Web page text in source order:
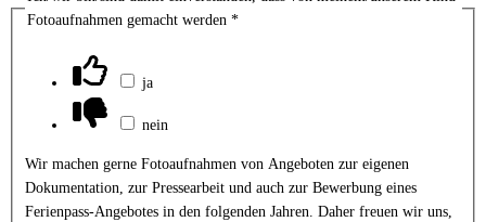
Fotoaufnahmen gemacht werden *
ja
nein
Wir machen gerne Fotoaufnahmen von Angeboten zur eigenen
Dokumentation, zur Pressearbeit und auch zur Bewerbung eines
Ferienpass-Angebotes in den folgenden Jahren. Daher freuen wir uns,